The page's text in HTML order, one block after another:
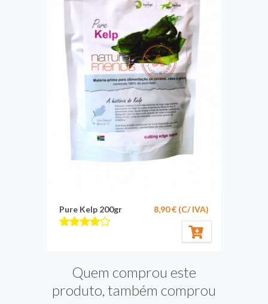
8,90 € (C/ IVA)
Pure Kelp 200gr
Quem comprou este
produto, também comprou